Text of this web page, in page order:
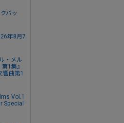
バッ
年8月7
・メル
1集』
響曲第1
Vol.1
Special